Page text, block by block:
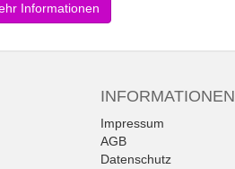
Informationen
INFORMATIONEN
Impressum
AGB
Datenschutz